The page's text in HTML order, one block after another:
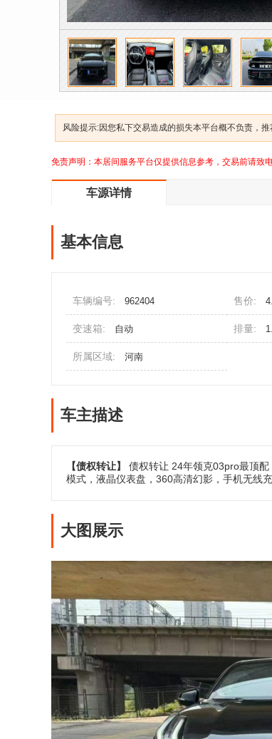
风险提示:因您私下交易造成的损失本平台概不负责，
免责声明：本居间服务平台仅提供信息参考，交易前请致
车源详情
基本信息
车辆编号: 962404 售价:
变速箱: 自动 排量:
所属区域: 河南
车主描述
【债权转让】 债权转让 24年领克03pro最顶配
模式，液晶仪表盘，360高清幻影，手机无线
大图展示